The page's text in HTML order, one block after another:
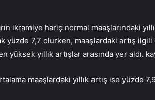
ikramiye hariç normal maaşlarındaki
7,7 olurken, maaşlardaki artış ilgili
yüksek yıllık artışlar arasında yer aldı.
maaşlardaki yıllık artış ise yüzde